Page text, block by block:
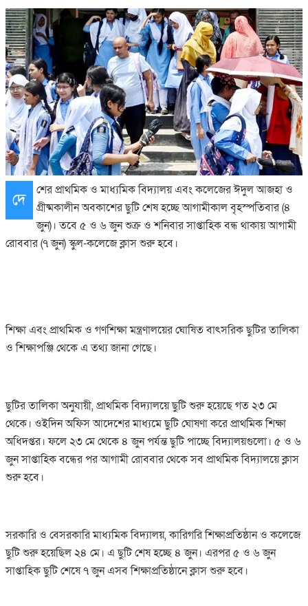
দে
শের প্রাথমিক ও মাধ্যমিক বিদ্যালয় এবং কলেজের ঈদুল আজহা ও
গ্রীষ্মকালীন অবকাশের ছুটি শেষ হচ্ছে আগামীকাল বৃহস্পতিবার (৪
জুন)। তবে ৫ ও ৬ জুন শুক্র ও শনিবার সাপ্তাহিক বন্ধ থাকায় আগামী
রোববার (৭ জুন) স্কুল-কলেজে ক্লাস শুরু হবে।
শিক্ষা এবং প্রাথমিক ও গণশিক্ষা মন্ত্রণালয়ের ঘোষিত বাৎসরিক ছুটির তালিকা
ও শিক্ষাপঞ্জি থেকে এ তথ্য জানা গেছে।
ছুটির তালিকা অনুযায়ী, প্রাথমিক বিদ্যালয়ে ছুটি শুরু হয়েছে গত ২৩ মে
থেকে। ওইদিন অফিস আদেশের মাধ্যমে ছুটি ঘোষণা করে প্রাথমিক শিক্ষা
অধিদপ্তর। ফলে ২৩ মে থেকে ৪ জুন পর্যন্ত ছুটি পাচ্ছে বিদ্যালয়গুলো। ৫ ও ৬
জুন সাপ্তাহিক বন্ধের পর আগামী রোববার থেকে সব প্রাথমিক বিদ্যালয়ে ক্লাস
শুরু হবে।
সরকারি ও বেসরকারি মাধ্যমিক বিদ্যালয়, কারিগরি শিক্ষাপ্রতিষ্ঠান ও কলেজে
ছুটি শুরু হয়েছিল ২৪ মে। এ ছুটি শেষ হচ্ছে ৪ জুন। এরপর ৫ ও ৬ জুন
সাপ্তাহিক ছুটি শেষে ৭ জুন এসব শিক্ষাপ্রতিষ্ঠানে ক্লাস শুরু হবে।